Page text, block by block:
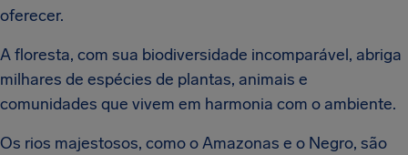
oferecer.
A floresta, com sua biodiversidade incomparável, abriga
milhares de espécies de plantas, animais e
comunidades que vivem em harmonia com o ambiente.
Os rios majestosos, como o Amazonas e o Negro, são